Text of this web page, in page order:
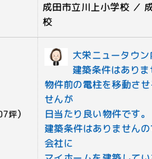
成田市立川上小学校 ／
校
坪）
大栄ニュータウ
建築条件はありま
物件前の電柱を移動さ
せんが
日当たり良い物件です。
建築条件はありません
会社に